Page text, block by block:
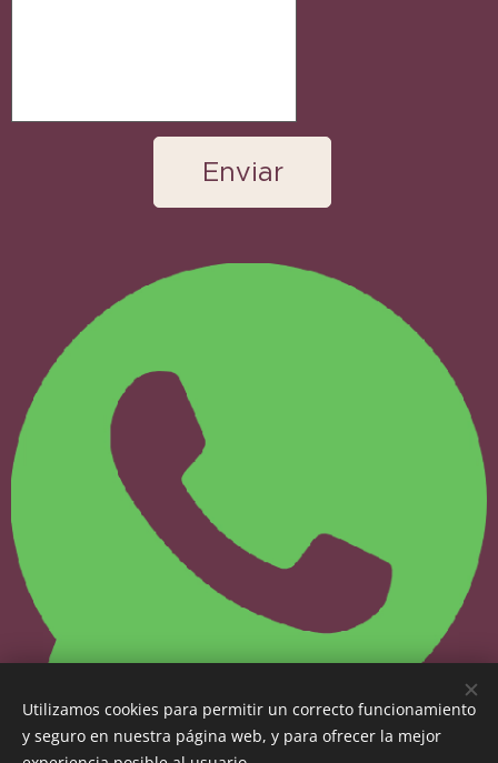
Enviar
Utilizamos cookies para permitir un correcto funcionamiento
y seguro en nuestra página web, y para ofrecer la mejor